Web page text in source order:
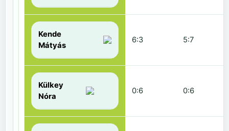
Kende
Mátyás
6:3 5:7
Külkey
Nóra
0:6 0:6